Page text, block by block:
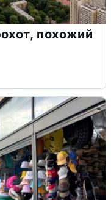
похожий